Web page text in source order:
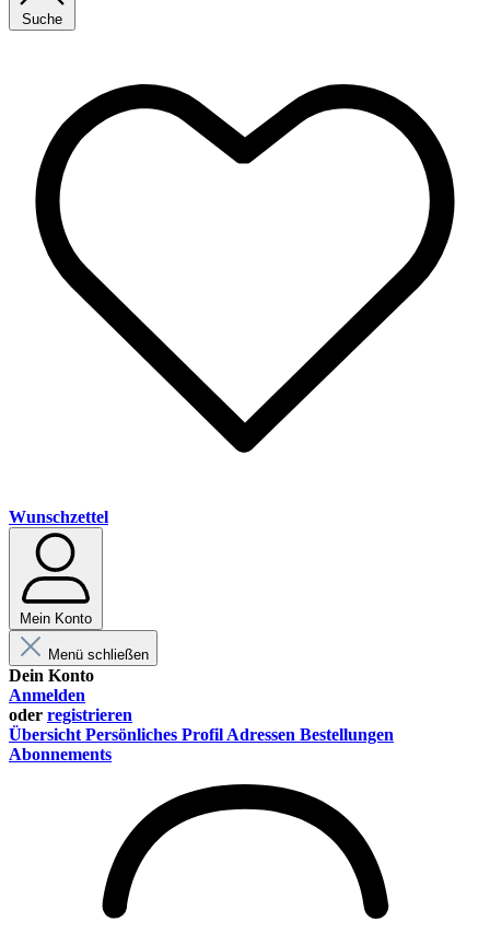
Suche
Wunschzettel
Mein Konto
Menü schließen
Dein Konto
Anmelden
oder registrieren
Übersicht Persönliches Profil Adressen Bestellungen
Abonnements